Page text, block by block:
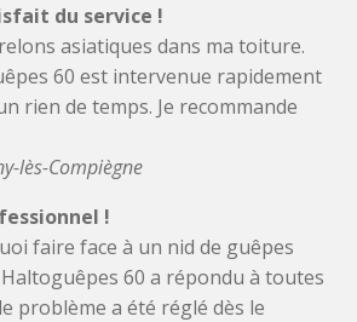
du service !
asiatiques dans ma toiture.
60 est intervenue rapidement
rien de temps. Je recommande
lès-Compiègne
!
faire face à un nid de guêpes
60 a répondu à toutes
problème a été réglé dès le